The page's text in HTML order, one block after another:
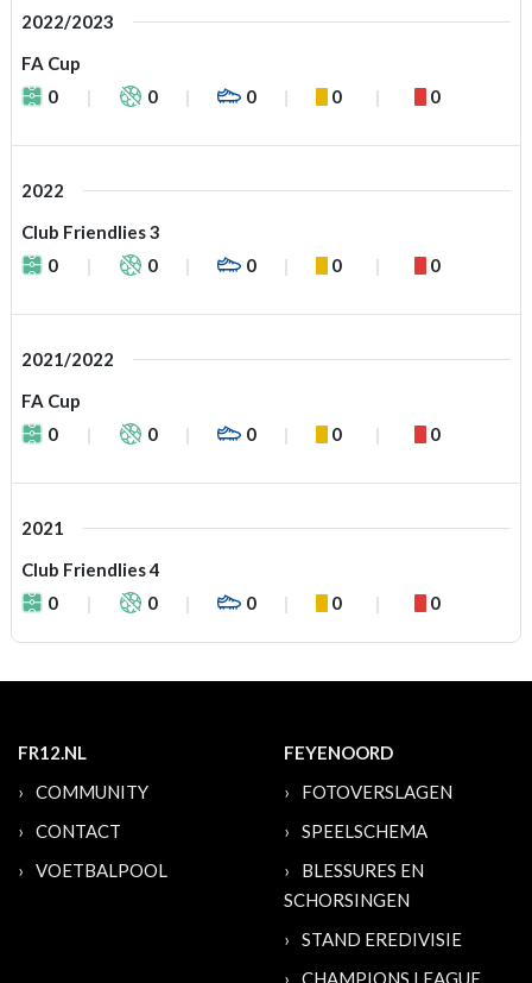
2022/2023
FA Cup
0
0 0 0 0
2022
Club Friendlies 3
0
0 0 0 0
2021/2022
FA Cup
0
0 0 0 0
2021
Club Friendlies 4
0
0 0 0 0
FR12.NL
COMMUNITY
CONTACT
VOETBALPOOL
FEYENOORD
FOTOVERSLAGEN
SPEELSCHEMA
BLESSURES EN
SCHORSINGEN
STAND EREDIVISIE
CHAMPIONS LEAGUE